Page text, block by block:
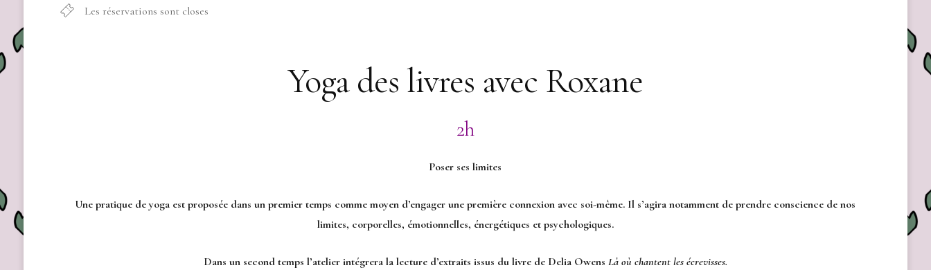
Les réservations sont closes
Yoga des livres avec Roxane
2h
Poser ses limites
Une pratique de yoga est proposée dans un premier temps comme moyen d’engager une première connexion avec soi-même. Il s’agira notamment de prendre conscience de nos
limites, corporelles, émotionnelles, énergétiques et psychologiques.
Dans un second temps l’atelier intégrera la lecture d’extraits issus du livre de Delia Owens Là où chantent les écrevisses.